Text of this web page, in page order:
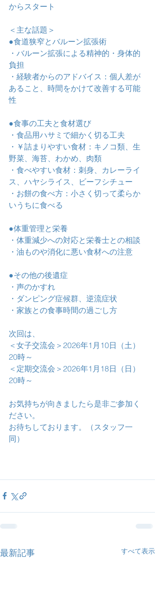
からスタート
＜主な話題＞
●食道狭窄とバルーン拡張術
・バルーン拡張による精神的・身体的
負担
・経験者からのアドバイス：個人差が
あること、時間をかけて改善する可能
性
●食事の工夫と食材選び
・食品用ハサミで細かく切る工夫
・￥詰まりやすい食材：キノコ類、生
野菜、海苔、わかめ、肉類
・食べやすい食材：刺身、カレーライ
ス、ハヤシライス、ビーフシチュー
・お餅の食べ方：小さく切って柔らか
いうちに食べる
●体重管理と栄養
・体重減少への対応と栄養士との相談
・油ものや消化に悪い食材への注意
●その他の後遺症
・声のかすれ
・ダンピング症候群、逆流症状
・家族との食事時間の過ごし方
次回は、
＜女子交流会＞2026年1月10日（土）
20時～
＜定期交流会＞2026年1月18日（日）
20時～
お気持ちが向きましたら是非ご参加く
ださい。
お待ちしております。（スタッフ一
同）
最新記事 すべて表示